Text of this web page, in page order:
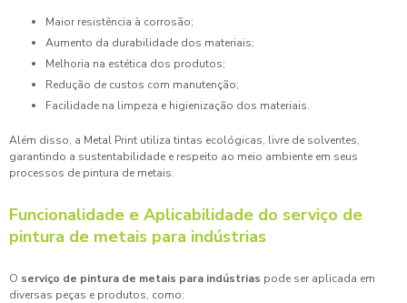
Maior resistência à corrosão;
Aumento da durabilidade dos materiais;
Melhoria na estética dos produtos;
Redução de custos com manutenção;
Facilidade na limpeza e higienização dos materiais.
Além disso, a Metal Print utiliza tintas ecológicas, livre de solventes,
garantindo a sustentabilidade e respeito ao meio ambiente em seus
processos de pintura de metais.
Funcionalidade e Aplicabilidade do serviço de
pintura de metais para indústrias
O serviço de pintura de metais para indústrias pode ser aplicada em
diversas peças e produtos, como: